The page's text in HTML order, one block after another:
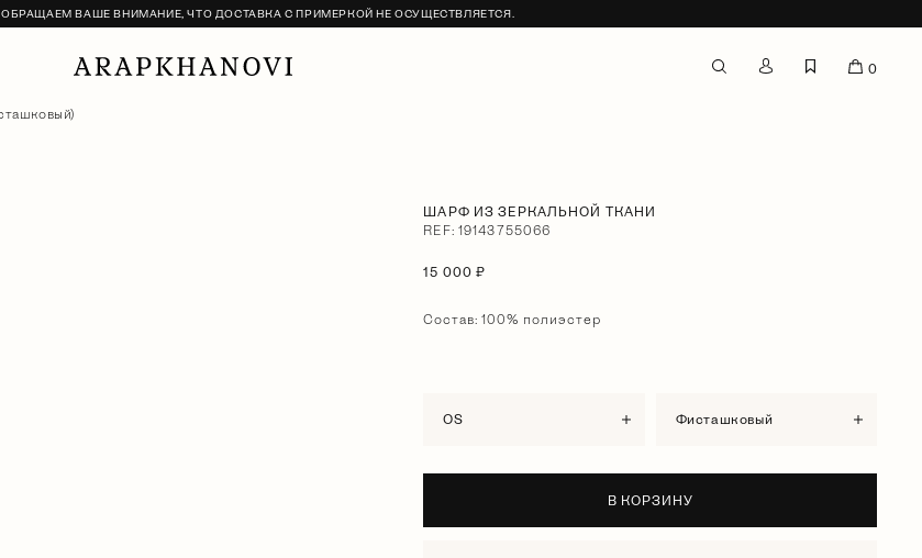
ВАШЕ ВНИМАНИЕ, ЧТО ДОСТАВКА С ПРИМЕРКОЙ НЕ ОСУЩЕСТВЛЯЕТСЯ.
0
ШАРФ ИЗ ЗЕРКАЛЬНОЙ ТКАНИ
REF: 19143755066
15 000 ₽
Состав: 100% полиэстер
OS фисташковый
В КОРЗИНУ